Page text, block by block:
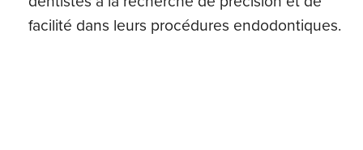
facilité dans leurs procédures endodontiques.